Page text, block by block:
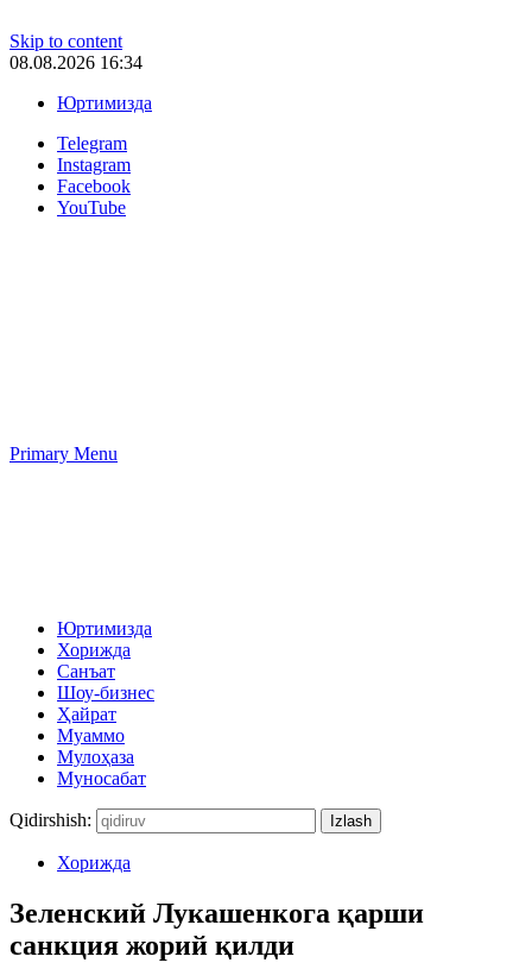
Skip to content
08.08.2026 16:34
Юртимизда
Telegram
Instagram
Facebook
YouTube
Primary Menu
Юртимизда
Хорижда
Санъат
Шоу-бизнес
Ҳайрат
Муаммо
Мулоҳаза
Муносабат
Qidirshish:
Хорижда
Зеленский Лукашенкога қарши
санкция жорий қилди